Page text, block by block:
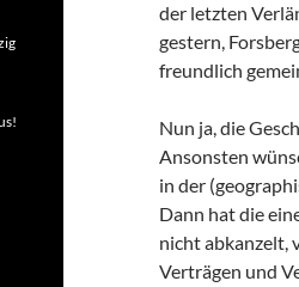
der letzten
gestern,
freundlich
Nun ja, die
Ansonsten
in der
Dann hat die
nicht abkanzelt,
Verträgen und